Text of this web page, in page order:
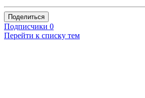
Поделиться
Подписчики 0
Перейти к списку тем